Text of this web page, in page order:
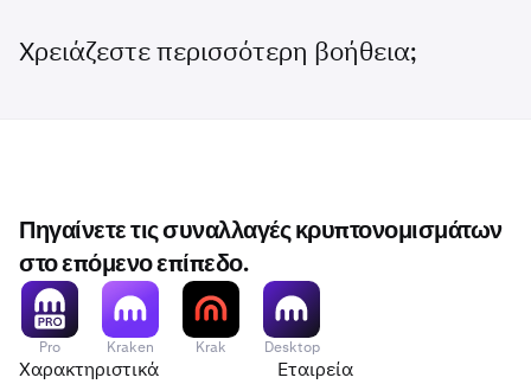
Χρειάζεστε περισσότερη βοήθεια;
Πηγαίνετε τις συναλλαγές κρυπτονομισμάτων
στο επόμενο επίπεδο.
Pro Kraken Krak Desktop
Χαρακτηριστικά Εταιρεία